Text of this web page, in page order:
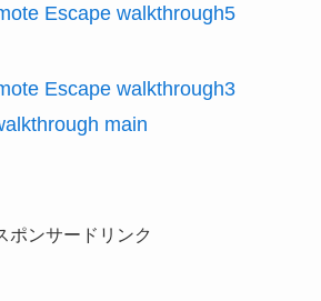
Escape walkthrough5
Escape walkthrough3
main
ポンサードリンク